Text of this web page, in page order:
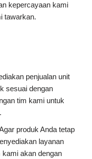
kepercayaan kami
tawarkan.
penjualan unit
sesuai dengan
tim kami untuk
produk Anda tetap
layanan
akan dengan